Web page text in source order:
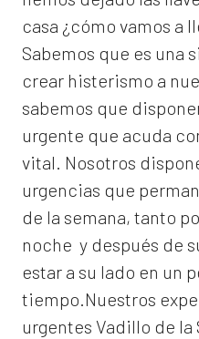
casa ¿cómo vamos a
Sabemos que es una
crear histerismo a
sabemos que
urgente que acuda
vital. Nosotros
urgencias que
de la semana, tanto
noche y después de
estar a su lado en un
tiempo.Nuestros
urgentes Vadillo de la